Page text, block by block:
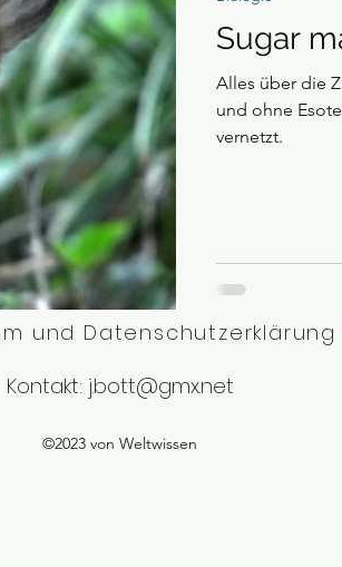
Sugar
Alles über die
und ohne
vernetzt.
und Datenschutzerklärung
Kontakt: j.bott@gmx.net
©2023 von Weltwissen